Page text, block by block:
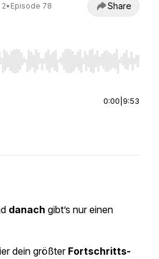
• Episode 78 Share
to seek, Home/End to jump to
0:00 9:53
danach gibt’s nur einen
dein größterFortschritts-